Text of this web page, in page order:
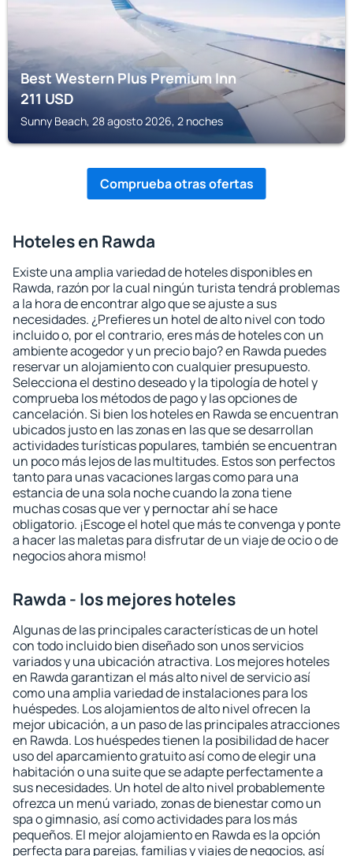
Best Western Plus Premium Inn
211USD
Sunny Beach, 28 agosto 2026, 2 noches
Comprueba otras ofertas
Hoteles en Rawda
Existe una amplia variedad de hoteles disponibles en
Rawda, razón por la cual ningún turista tendrá problemas
a la hora de encontrar algo que se ajuste a sus
necesidades. ¿Prefieres un hotel de alto nivel con todo
incluido o, por el contrario, eres más de hoteles con un
ambiente acogedor y un precio bajo? en Rawda puedes
reservar un alojamiento con cualquier presupuesto.
Selecciona el destino deseado y la tipología de hotel y
comprueba los métodos de pago y las opciones de
cancelación. Si bien los hoteles en Rawda se encuentran
ubicados justo en las zonas en las que se desarrollan
actividades turísticas populares, también se encuentran
un poco más lejos de las multitudes. Estos son perfectos
tanto para unas vacaciones largas como para una
estancia de una sola noche cuando la zona tiene
muchas cosas que ver y pernoctar ahí se hace
obligatorio. ¡Escoge el hotel que más te convenga y ponte
a hacer las maletas para disfrutar de un viaje de ocio o de
negocios ahora mismo!
Rawda - los mejores hoteles
Algunas de las principales características de un hotel
con todo incluido bien diseñado son unos servicios
variados y una ubicación atractiva. Los mejores hoteles
en Rawda garantizan el más alto nivel de servicio así
como una amplia variedad de instalaciones para los
huéspedes. Los alojamientos de alto nivel ofrecen la
mejor ubicación, a un paso de las principales atracciones
en Rawda. Los huéspedes tienen la posibilidad de hacer
uso del aparcamiento gratuito así como de elegir una
habitación o una suite que se adapte perfectamente a
sus necesidades. Un hotel de alto nivel probablemente
ofrezca un menú variado, zonas de bienestar como un
spa o gimnasio, así como actividades para los más
pequeños. El mejor alojamiento en Rawda es la opción
perfecta para parejas, familias y viajes de negocios, así